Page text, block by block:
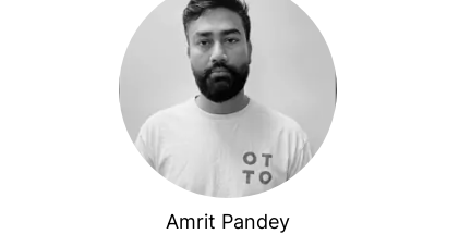
Amrit Pandey